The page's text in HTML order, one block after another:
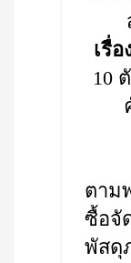
เรื่อ
10
ตาม
ซื้อจั
พัสดุ